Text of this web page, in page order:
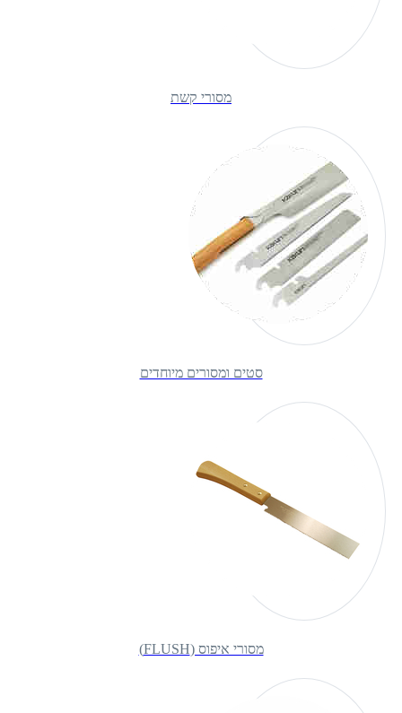
מסורי קשת
סטים ומסורים מיוחדים
מסורי איפוס (FLUSH)